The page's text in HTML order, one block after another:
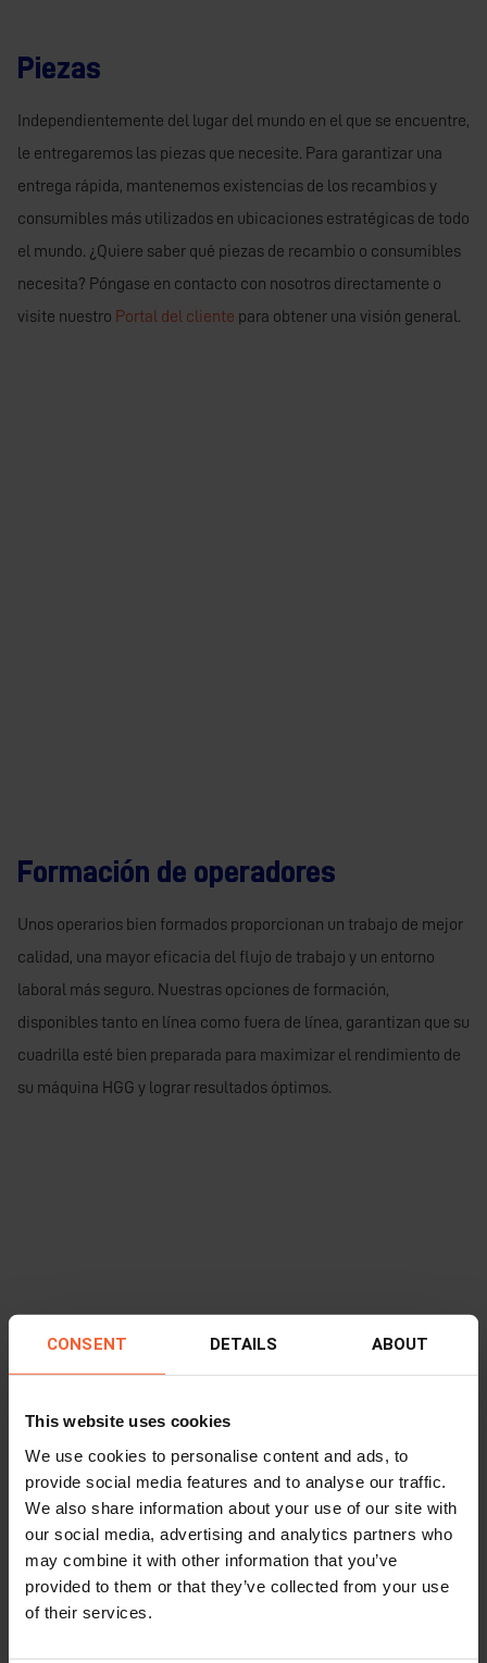
CONSENT DETAILS ABOUT
This website uses cookies
We use cookies to personalise content and ads, to
provide social media features and to analyse our traffic.
We also share information about your use of our site with
our social media, advertising and analytics partners who
may combine it with other information that you’ve
provided to them or that they’ve collected from your use
of their services.
Piezas
Independientemente del lugar del mundo en el que se encuentre,
le entregaremos las piezas que necesite. Para garantizar una
entrega rápida, mantenemos existencias de los recambios y
consumibles más utilizados en ubicaciones estratégicas de todo
el mundo. ¿Quiere saber qué piezas de recambio o consumibles
necesita? Póngase en contacto con nosotros directamente o
visite nuestro Portal del cliente para obtener una visión general.
Formación de operadores
Unos operarios bien formados proporcionan un trabajo de mejor
calidad, una mayor eficacia del flujo de trabajo y un entorno
laboral más seguro. Nuestras opciones de formación,
disponibles tanto en línea como fuera de línea, garantizan que su
cuadrilla esté bien preparada para maximizar el rendimiento de
su máquina HGG y lograr resultados óptimos.